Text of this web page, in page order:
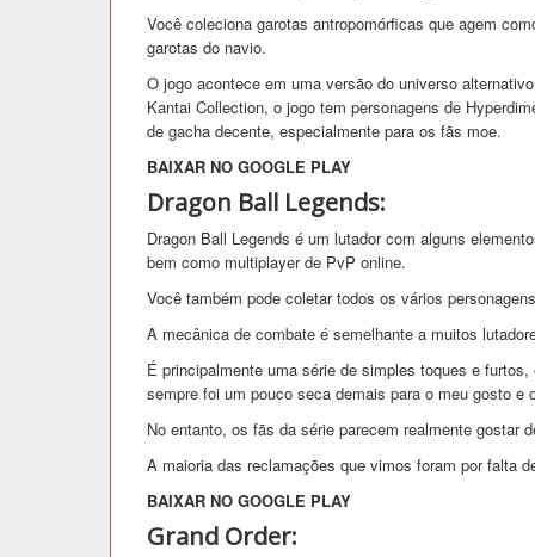
Você coleciona garotas antropomórficas que agem
garotas do navio.
O jogo acontece em uma versão do universo
Kantai Collection, o jogo tem personagens de
de gacha decente, especialmente para os fãs moe.
BAIXAR NO GOOGLE PLAY
Dragon Ball Legends:
Dragon Ball Legends é um lutador com alguns
bem como multiplayer de PvP online.
Você também pode coletar todos os vários
A mecânica de combate é semelhante a muitos
É principalmente uma série de simples toques e
sempre foi um pouco seca demais para o meu gosto e
No entanto, os fãs da série parecem realmente gostar
A maioria das reclamações que vimos foram por falta
BAIXAR NO GOOGLE PLAY
Grand Order: